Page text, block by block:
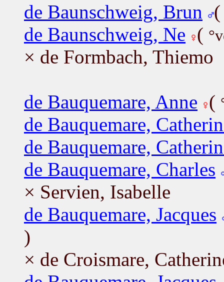
de Baunschweig, Brun
de Baunschweig, Ne (
× de Formbach, Thiemo
de Bauquemare, Anne (
de Bauquemare,
de Bauquemare,
de Bauquemare, Charles
× Servien, Isabelle
de Bauquemare, Jacques
)
× de Croismare,